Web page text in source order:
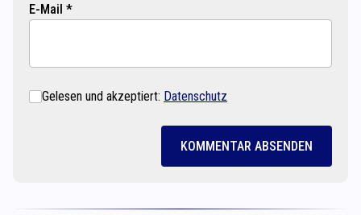
E-Mail *
Gelesen und akzeptiert: Datenschutz
KOMMENTAR ABSENDEN